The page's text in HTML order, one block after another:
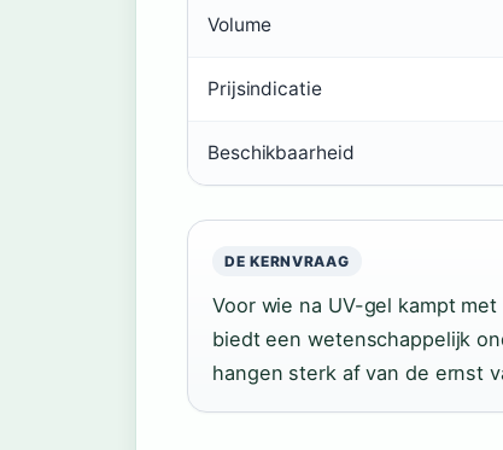
Volume
Prijsindicatie
Beschikbaarheid
DE KERNVRAAG
Voor wie na UV-gel kampt
biedt een wetenschappelijk
hangen sterk af van de ernst